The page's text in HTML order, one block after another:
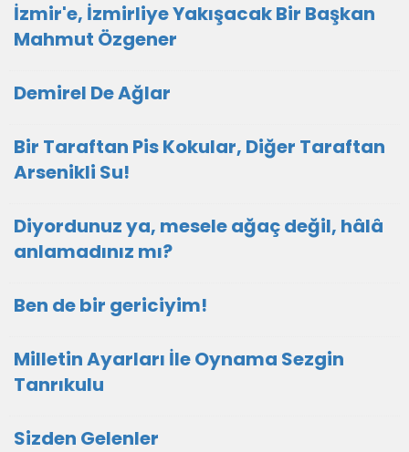
İzmir'e, İzmirliye Yakışacak Bir Başkan
Mahmut Özgener
Demirel De Ağlar
Bir Taraftan Pis Kokular, Diğer Taraftan
Arsenikli Su!
Diyordunuz ya, mesele ağaç değil, hâlâ
anlamadınız mı?
Ben de bir gericiyim!
Milletin Ayarları İle Oynama Sezgin
Tanrıkulu
Sizden Gelenler